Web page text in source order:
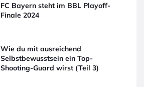
FC Bayern steht im BBL Playoff-
Finale 2024
Wie du mit ausreichend
Selbstbewusstsein ein Top-
Shooting-Guard wirst (Teil 3)